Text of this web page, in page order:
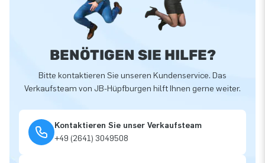
BENÖTIGEN SIE HILFE?
Bitte kontaktieren Sie unseren Kundenservice. Das
Verkaufsteam von JB-Hüpfburgen hilft Ihnen gerne weiter.
Kontaktieren Sie unser Verkaufsteam
+49 (2641) 3049508